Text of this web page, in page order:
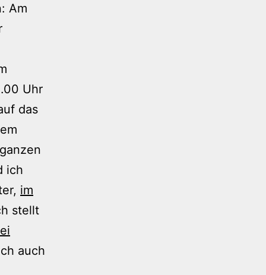
Am
Uhr
das
ich
im
stellt
auch